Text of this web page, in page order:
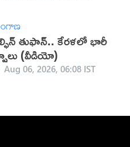
తుఫాన్.. కేరళలో భారీ
(వీడియో)
Aug 06, 2026, 06:08 IST